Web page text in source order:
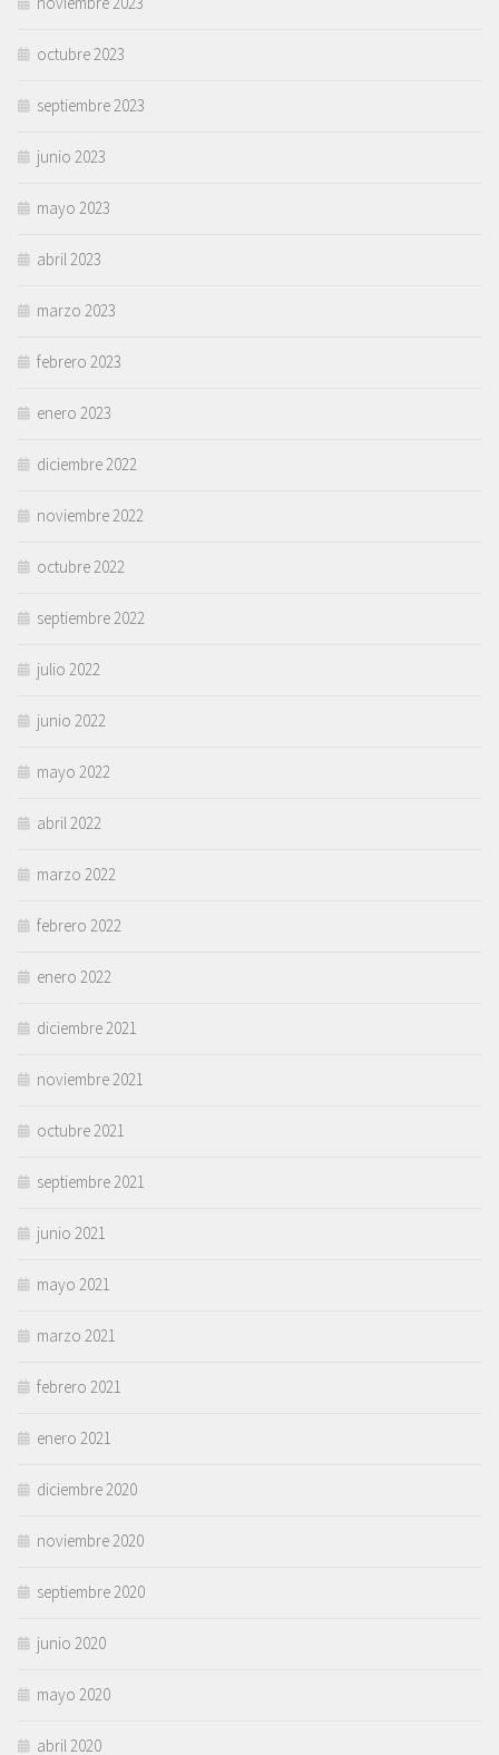
octubre 2023
septiembre 2023
junio 2023
mayo 2023
abril 2023
marzo 2023
febrero 2023
enero 2023
diciembre 2022
noviembre 2022
octubre 2022
septiembre 2022
julio 2022
junio 2022
mayo 2022
abril 2022
marzo 2022
febrero 2022
enero 2022
diciembre 2021
noviembre 2021
octubre 2021
septiembre 2021
junio 2021
mayo 2021
marzo 2021
febrero 2021
enero 2021
diciembre 2020
noviembre 2020
septiembre 2020
junio 2020
mayo 2020
abril 2020